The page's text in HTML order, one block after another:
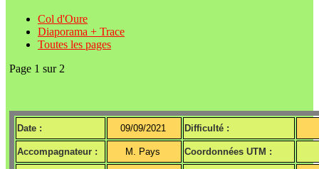
Col d'Oure
Diaporama + Trace
Toutes les pages
Page 1 sur 2
Date : 09/09/2021 Difficulté :
Accompagnateur : M. Pays Coordonnées UTM :